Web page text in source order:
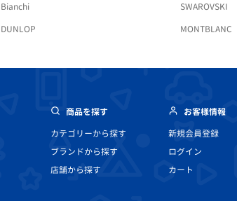
Bianchi
DUNLOP
SWAROVSKI
MONTBLANC
商品を探す
カテゴリーから探す
ブランドから探す
店舗から探す
お客様情報
新規会員登録
ログイン
カート